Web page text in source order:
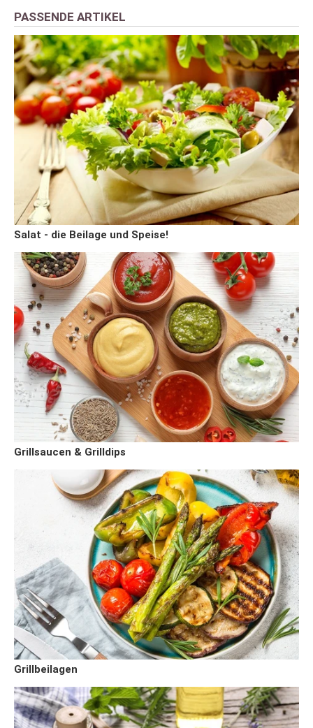
PASSENDE ARTIKEL
Salat - die Beilage und Speise!
Grillsaucen & Grilldips
Grillbeilagen